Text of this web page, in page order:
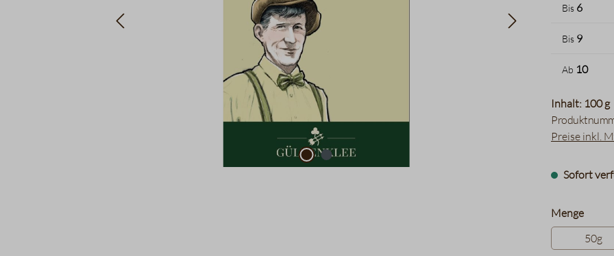
Bis 6
Bis 9
Ab 10
Inhalt: 100 g
Preise inkl.
Sofort
Menge
50g